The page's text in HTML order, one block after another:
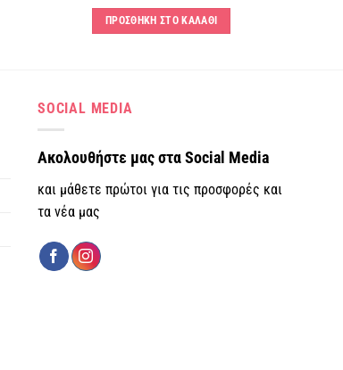
ΠΡΟΣΘΗΚΗ ΣΤΟ ΚΑΛΑΘΙ
SOCIAL MEDIA
Ακολουθήστε μας στα Social Media
και μάθετε πρώτοι για τις προσφορές και
τα νέα μας